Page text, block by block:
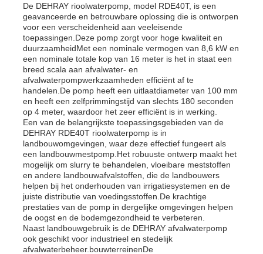
De DEHRAY rioolwaterpomp, model RDE40T, is een
geavanceerde en betrouwbare oplossing die is ontworpen
voor een verscheidenheid aan veeleisende
toepassingen.Deze pomp zorgt voor hoge kwaliteit en
duurzaamheidMet een nominale vermogen van 8,6 kW en
een nominale totale kop van 16 meter is het in staat een
breed scala aan afvalwater- en
afvalwaterpompwerkzaamheden efficiënt af te
handelen.De pomp heeft een uitlaatdiameter van 100 mm
en heeft een zelfprimmingstijd van slechts 180 seconden
op 4 meter, waardoor het zeer efficiënt is in werking.
Een van de belangrijkste toepassingsgebieden van de
DEHRAY RDE40T rioolwaterpomp is in
landbouwomgevingen, waar deze effectief fungeert als
een landbouwmestpomp.Het robuuste ontwerp maakt het
mogelijk om slurry te behandelen, vloeibare meststoffen
en andere landbouwafvalstoffen, die de landbouwers
helpen bij het onderhouden van irrigatiesystemen en de
juiste distributie van voedingsstoffen.De krachtige
prestaties van de pomp in dergelijke omgevingen helpen
de oogst en de bodemgezondheid te verbeteren.
Naast landbouwgebruik is de DEHRAY afvalwaterpomp
ook geschikt voor industrieel en stedelijk
afvalwaterbeheer.bouwterreinenDe